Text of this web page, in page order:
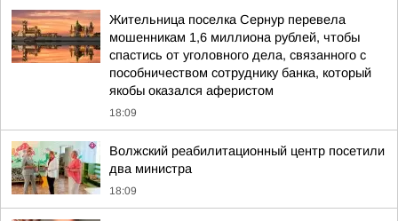
Жительница поселка Сернур перевела
мошенникам 1,6 миллиона рублей, чтобы
спастись от уголовного дела, связанного с
пособничеством сотруднику банка, который
якобы оказался аферистом
18:09
Волжский реабилитационный центр посетили
два министра
18:09